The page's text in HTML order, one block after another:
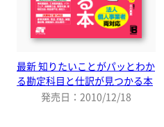
最新 知りたいことがパッとわか
る勘定科目と仕訳が見つかる本
発売日：2010/12/18